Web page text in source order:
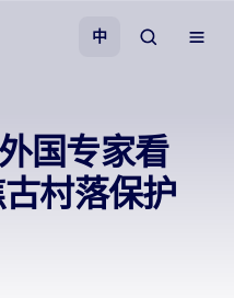
中
国专家看
村落保护